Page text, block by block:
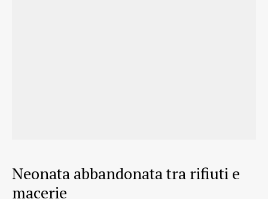
Neonata abbandonata tra rifiuti e
macerie